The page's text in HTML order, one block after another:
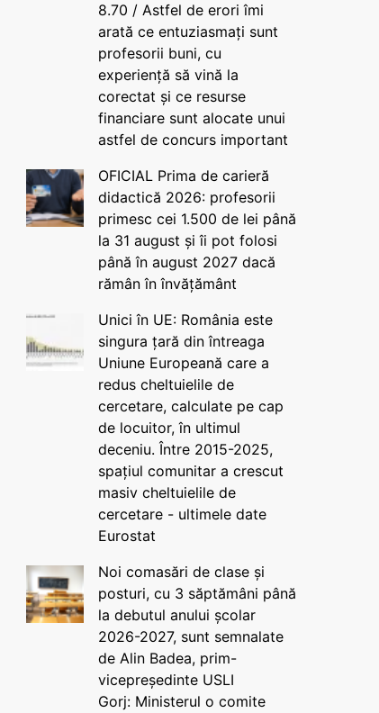
8.70 / Astfel de erori îmi
arată ce entuziasmați sunt
profesorii buni, cu
experiență să vină la
corectat și ce resurse
financiare sunt alocate unui
astfel de concurs important
OFICIAL Prima de carieră
didactică 2026: profesorii
primesc cei 1.500 de lei până
la 31 august și îi pot folosi
până în august 2027 dacă
rămân în învățământ
Unici în UE: România este
singura țară din întreaga
Uniune Europeană care a
redus cheltuielile de
cercetare, calculate pe cap
de locuitor, în ultimul
deceniu. Între 2015-2025,
spațiul comunitar a crescut
masiv cheltuielile de
cercetare - ultimele date
Eurostat
Noi comasări de clase și
posturi, cu 3 săptămâni până
la debutul anului școlar
2026-2027, sunt semnalate
de Alin Badea, prim-
vicepreședinte USLI
Gorj: Ministerul o comite